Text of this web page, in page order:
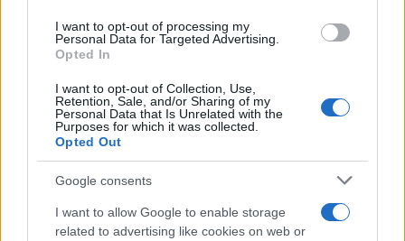
I want to opt-out of processing my
Personal Data for Targeted Advertising.
Opted In
I want to opt-out of Collection, Use,
Retention, Sale, and/or Sharing of my
Personal Data that Is Unrelated with the
Purposes for which it was collected.
Opted Out
Google consents
I want to allow Google to enable storage
related to advertising like cookies on web or
Quando il gioco di squadra insegna a vivere: calcio, storia e
valore educativo
NEWS